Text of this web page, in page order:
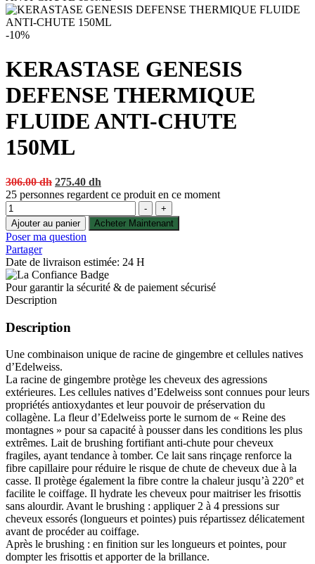
-10%
KERASTASE GENESIS
DEFENSE THERMIQUE
FLUIDE ANTI-CHUTE
150ML
306.00dh Original
price
306.00 dh.
275.40 dh
price
275.40 dh.
25 personnes regardent ce produit en ce moment
Quantité
-
+
Ajouter au panier
Acheter Maintenant
Poser ma question
Partager
Date de livraison estimée: 24 H
Pour garantir la sécurité & de paiement sécurisé
Description
Description
Une combinaison unique de racine de gingembre et cellules natives
d’Edelweiss.
La racine de gingembre protège les cheveux des agressions
extérieures. Les cellules natives d’Edelweiss sont connues pour leurs
propriétés antioxydantes et leur pouvoir de préservation du
collagène. La fleur d’Edelweiss porte le surnom de « Reine des
montagnes » pour sa capacité à pousser dans les conditions les plus
extrêmes. Lait de brushing fortifiant anti-chute pour cheveux
fragiles, ayant tendance à tomber. Ce lait sans rinçage renforce la
fibre capillaire pour réduire le risque de chute de cheveux due à la
casse. Il protège également la fibre contre la chaleur jusqu’à 220° et
facilite le coiffage. Il hydrate les cheveux pour maitriser les frisottis
sans alourdir. Avant le brushing : appliquer 2 à 4 pressions sur
cheveux essorés (longueurs et pointes) puis répartissez délicatement
avant de procéder au coiffage.
Après le brushing : en finition sur les longueurs et pointes, pour
dompter les frisottis et apporter de la brillance.